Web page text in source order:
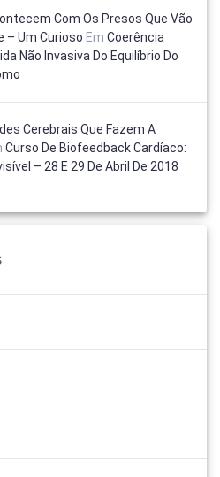
Com Os Presos Que Vão
– Um Curioso Em Coerência
Não Invasiva Do Equilíbrio Do
Cerebrais Que Fazem A
Curso De Biofeedback Cardíaco:
– 28 E 29 De Abril De 2018